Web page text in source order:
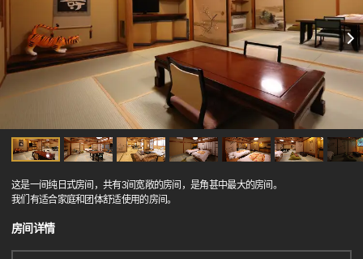
这是一间纯日式房间，共有3间宽敞的房间，是角甚中最大的房间。
我们有适合家庭和团体舒适使用的房间。
房间详情